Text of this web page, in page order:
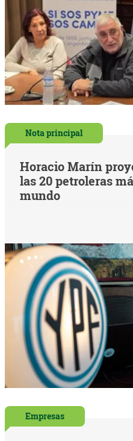
Nota principal
Horacio Marín
las 20 petroleras
mundo
Empresas